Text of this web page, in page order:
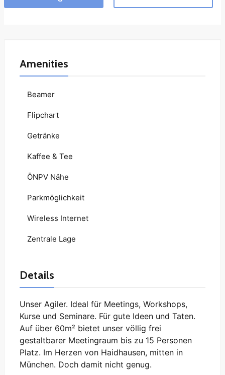
Amenities
Beamer
Flipchart
Getränke
Kaffee & Tee
ÖNPV Nähe
Parkmöglichkeit
Wireless Internet
Zentrale Lage
Details
Unser Agiler. Ideal für Meetings, Workshops,
Kurse und Seminare. Für gute Ideen und Taten.
Auf über 60m² bietet unser völlig frei
gestaltbarer Meetingraum bis zu 15 Personen
Platz. Im Herzen von Haidhausen, mitten in
München. Doch damit nicht genug.